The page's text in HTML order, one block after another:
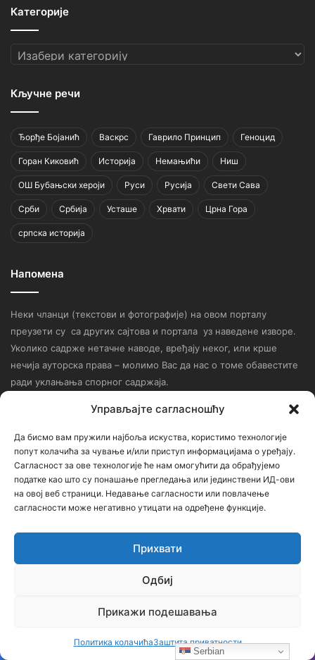
Управљајте сагласношћу
Да бисмо вам пружили најбоља искуства, користимо технологије
попут колачића за чување и/или приступ информацијама о уређају.
Сагласност за ове технологије ће нам омогућити да обрађујемо
податке као што су понашање прегледања или јединствени ИД-ови
на овој веб страници. Недавање сагласности или повлачење
сагласности може негативно утицати на одређене функције.
Прихвати
Одбиј
Прикажи подешавања
Политика колачићаЗаштита приватности
Категорије
Категорије
Кључне речи
Ђорђе Бојанић Васкрс Гаврило Принцип Геноцид
Горан Киковић Историја Немањићи Ниш
ОШ Бубањски хероји Руси Русија Свети Сава
Срби Србија Усташе Хрвати Црна Гора
српска историја
Напомена
Неки чланци (текстови и фотографије) на овом порталу
преузети су са других сајтова и портала уз наведене изворе.
Уколико садрже нетачне наводе, вређају неког, или крше
нечија ауторска права – молимо Вас да нас о томе обавестите
ради уклањања спорног садржаја.
Контактирајте нас: bojanic73@gmail.com
Контакт
Ђорђе Бојанић, проф. историје – главни уредник
Седиште: Србија, 18000, Ниш
Контакт: тел. +381 652061021
администратор – bojanic73@gmail.com
Сајт није под финансијским, политичким и идеолошким
Serbian